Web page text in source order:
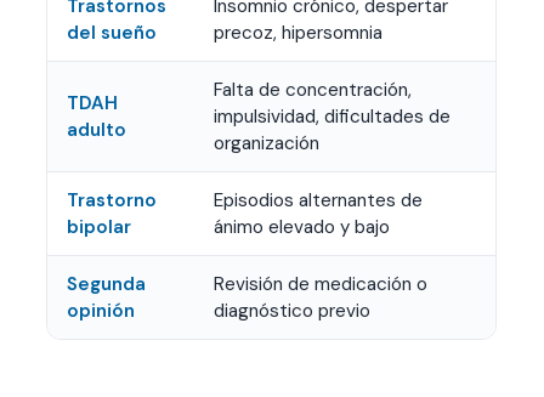
Trastornos
del sueño
Insomnio crónico, despertar
precoz, hipersomnia
TDAH
adulto
Falta de concentración,
impulsividad, dificultades de
organización
Trastorno
bipolar
Episodios alternantes de
ánimo elevado y bajo
Segunda
opinión
Revisión de medicación o
diagnóstico previo